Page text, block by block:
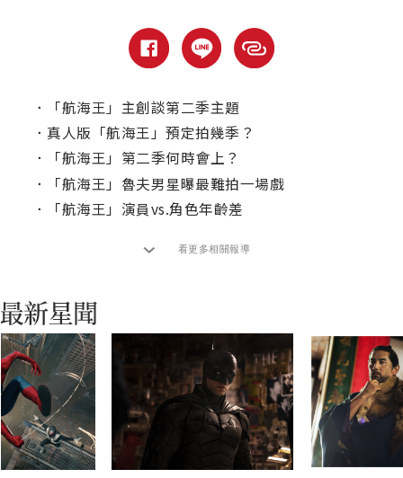
．
「航海王」主創談第二季主題
． 真人版「航海王」預定拍幾季？
．
「航海王」第二季何時會上？
．
「航海王」魯夫男星曝最難拍一場戲
．
「航海王」演員vs.角色年齡差
看更多相關報導